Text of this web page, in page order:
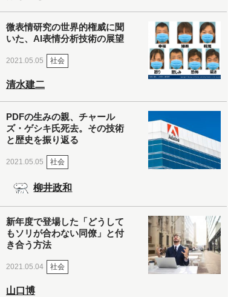
微表情研究の世界的権威に聞
いた、AI表情分析技術の展望
2021.05.05 社会
清水建二
PDFの生みの親、チャール
ズ・ゲシキ氏死去。その技術
と歴史を振り返る
2021.05.05 社会
柳井政和
新年度で登場した「どうして
もソリが合わない同僚」と付
き合う方法
2021.05.04 社会
山口博